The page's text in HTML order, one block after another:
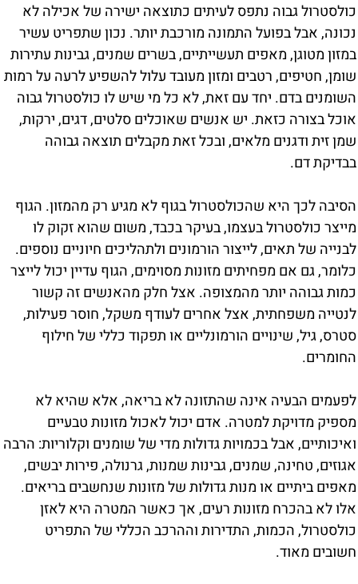
כולסטרול גבוה נתפס לעיתים כתוצאה ישירה של אכילה לא
נכונה, אבל בפועל התמונה מורכבת יותר. נכון שתפריט עשיר
במזון מטוגן, מאפים תעשייתיים, בשרים שמנים, גבינות עתירות
שומן, חטיפים, רטבים ומזון מעובד עלול להשפיע לרעה על רמות
השומנים בדם. יחד עם זאת, לא כל מי שיש לו כולסטרול גבוה
אוכל בצורה כזאת. יש אנשים שאוכלים סלטים, דגים, ירקות,
שמן זית ודגנים מלאים, ובכל זאת מקבלים תוצאה גבוהה
בבדיקת דם.
הסיבה לכך היא שהכולסטרול בגוף לא מגיע רק מהמזון. הגוף
מייצר כולסטרול בעצמו, בעיקר בכבד, משום שהוא זקוק לו
לבנייה של תאים, לייצור הורמונים ולתהליכים חיוניים נוספים.
כלומר, גם אם מפחיתים מזונות מסוימים, הגוף עדיין יכול לייצר
כמות גבוהה יותר מהמצופה. אצל חלק מהאנשים זה קשור
לנטייה משפחתית, אצל אחרים לעודף משקל, חוסר פעילות,
סטרס, גיל, שינויים הורמונליים או תפקוד כללי של חילוף
החומרים.
לפעמים הבעיה אינה שהתזונה לא בריאה, אלא שהיא לא
מספיק מדויקת למטרה. אדם יכול לאכול מזונות טבעיים
ואיכותיים, אבל בכמויות גדולות מדי של שומנים וקלוריות: הרבה
אגוזים, טחינה, שמנים, גבינות שמנות, גרנולה, פירות יבשים,
מאפים ביתיים או מנות גדולות של מזונות שנחשבים בריאים.
אלו לא בהכרח מזונות רעים, אך כאשר המטרה היא לאזן
כולסטרול, הכמות, התדירות וההרכב הכללי של התפריט
חשובים מאוד.